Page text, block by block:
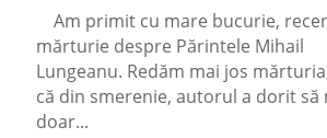
Am primit cu mare bucurie,
mărturie despre Părintele Mihail
Lungeanu. Redăm mai jos
că din smerenie, autorul a dorit să
doar...